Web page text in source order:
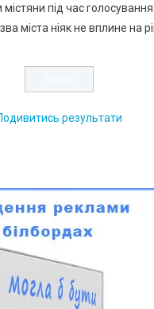
містяни під час голосування
міста ніяк не вплине на
результати